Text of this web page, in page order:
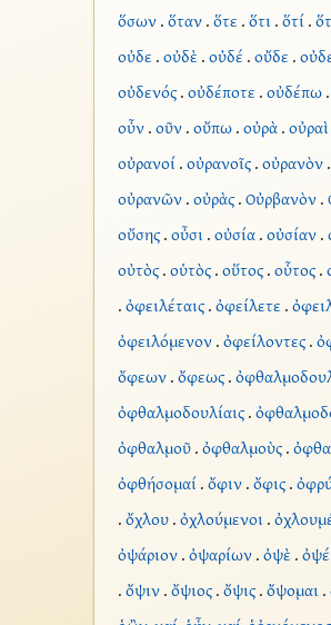
ὅσων.ὅταν.ὅτε .ὅτι.ὅτί.
οὐδε .οὐδὲ .οὐδέ .οὔδε.
οὐδενός.οὐδέποτε.οὐδέπω.
οὖν.οῦν.οὔπω.οὐρὰ.οὐραὶ
οὐρανοί.οὐρανοῖς.οὐρανὸν.
οὐρανῶν.οὐρὰς.Οὐρβανὸν.
οὔσης.οὖσι.οὐσία.οὐσίαν.
οὐτὸς.οὑτὸς.οὕτος.οὗτος.
.ὀφειλέταις.ὀφείλετε.
ὀφειλόμενον.ὀφείλοντες.
ὄφεων.ὄφεως.
ὀφθαλμοδουλίαις.
ὀφθαλμοῦ.ὀφθαλμοὺς.
ὀφθήσομαί.ὄφιν.ὄφις.
.ὄχλου.ὀχλούμενοι.
ὀψάριον.ὀψαρίων.ὀψὲ.ὀψέ
.ὄψιν.ὄψιος.ὄψις.ὄψομαι.